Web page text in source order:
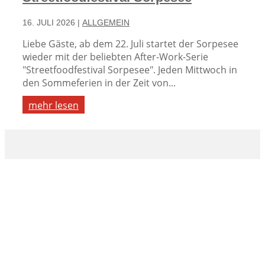
16. JULI 2026 | ALLGEMEIN
Liebe Gäste, ab dem 22. Juli startet der Sorpesee
wieder mit der beliebten After-Work-Serie
"Streetfoodfestival Sorpesee". Jeden Mittwoch in
den Sommeferien in der Zeit von...
mehr lesen